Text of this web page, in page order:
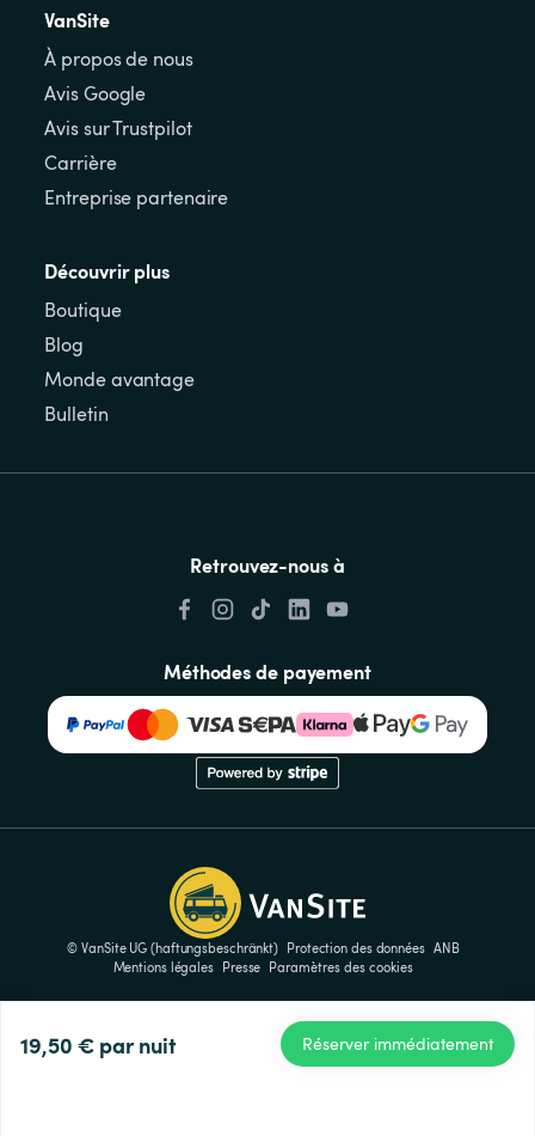
19,50 € par nuit Réserver immédiatement
VanSite
À propos de nous
Avis Google
Avis sur Trustpilot
Carrière
Entreprise partenaire
Découvrir plus
Boutique
Blog
Monde avantage
Bulletin
Retrouvez-nous à
Méthodes de payement
© VanSite UG (haftungsbeschränkt) Protection des données ANB
Mentions légales
Presse Paramètres des cookies